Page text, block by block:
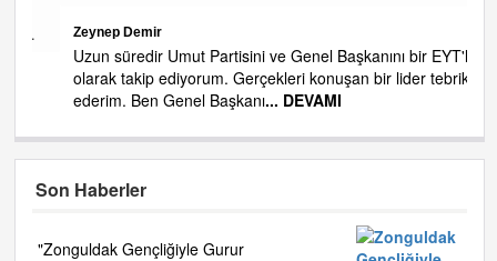
Zeynep Demir
Uzun süredir Umut Partisini ve Genel Başkanını bir EYT'li
olarak takip ediyorum. Gerçekleri konuşan bir lider tebrik
ederim. Ben Genel Başkanı... DEVAMI
Son Haberler
"Zonguldak Gençliğiyle Gurur